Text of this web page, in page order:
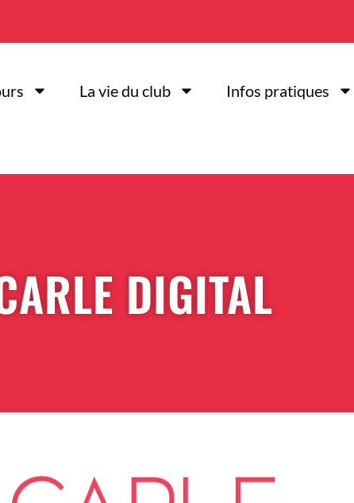
La vie du club Infos pratiques
DIGITAL